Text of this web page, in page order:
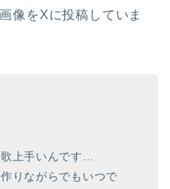
像をXに投稿していま
上手いんです…
りながらでもいつで